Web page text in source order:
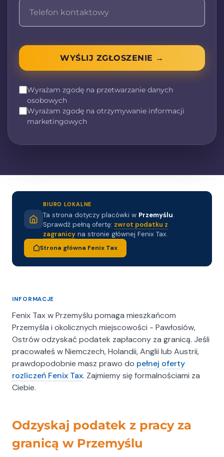
WYŚLIJ ZGŁOSZENIE →
Wyrażam zgodę na przetwarzanie danych
osobowych
Wyrażam zgodę na otrzymywanie informacji
marketingowych
BIURO LOKALNE
Ta strona dotyczy placówki w Przemyślu.
Sprawdź pełną ofertę: zwrot podatku z
zagranicy na stronie głównej Fenix Tax.
Strona główna Fenix Tax
INFORMACJE
Fenix Tax w Przemyślu pomaga mieszkańcom
Przemyśla i okolicznych miejscowości - Pawłosiów,
Ostrów odzyskać podatek zapłacony za granicą. Jeśli
pracowałeś w Niemczech, Holandii, Anglii lub Austrii,
prawdopodobnie masz prawo do pełnej oferty
rozliczeń Fenix Tax. Zajmiemy się formalnościami za
Ciebie.
Odzyskaj podatek z pracy za
granicą w Przemyślu